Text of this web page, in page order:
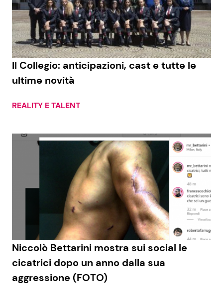
Salute
Viaggi e Turismo
Festività
Ricette Facili e Veloci
Ricette Feste
Disclaimer e Privacy
Redazione
Pubblicità
Il Collegio: anticipazioni, cast e tutte le
ultime novità
REALITY E TALENT
Niccolò Bettarini mostra sui social le
cicatrici dopo un anno dalla sua
aggressione (FOTO)